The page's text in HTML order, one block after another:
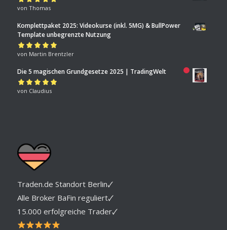
Bewertet mit
von Thomas
Komplettpaket 2025: Videokurse (inkl. 5MG) & BullPower
Template unbegrenzte Nutzung
Bewertet mit5
von Martin Brentzler
Die 5 magischen Grundgesetze 2025 | TradingWelt
Bewertet mit
von Claudius
Traden.de Standort Berlin🗸
Alle Broker BaFin reguliert🗸
15.000 erfolgreiche Trader🗸